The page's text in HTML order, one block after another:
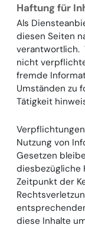
Haftung für
Als
diesen Seiten
verantwortlich.
nicht
fremde
Umständen zu
Tätigkeit
Nutzung von
Gesetzen
diesbezügliche
Zeitpunkt der
diese Inhalte